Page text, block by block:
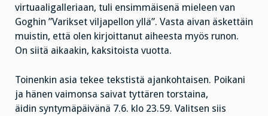
virtuaaligalleriaan, tuli ensimmäisenä mieleen van
Goghin ”Varikset viljapellon yllä”. Vasta aivan äskettäin
muistin, että olen kirjoittanut aiheesta myös runon.
On siitä aikaakin, kaksitoista vuotta.
Toinenkin asia tekee tekstistä ajankohtaisen. Poikani
ja hänen vaimonsa saivat tyttären torstaina,
äidin syntymäpäivänä 7.6. klo 23.59. Valitsen siis